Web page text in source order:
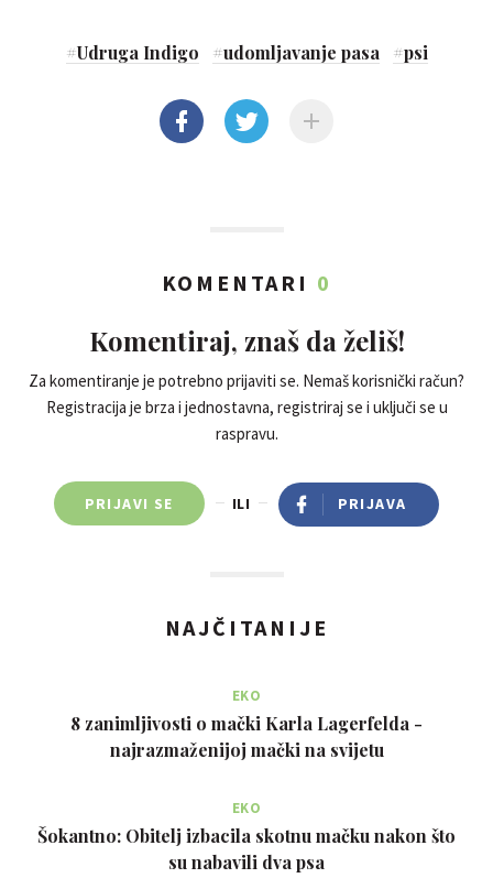
#Udruga Indigo #udomljavanje pasa #psi
KOMENTARI 0
Komentiraj, znaš da želiš!
Za komentiranje je potrebno prijaviti se. Nemaš korisnički račun?
Registracija je brza i jednostavna, registriraj se i uključi se u
raspravu.
PRIJAVI SE ILI PRIJAVA
NAJČITANIJE
EKO
8 zanimljivosti o mački Karla Lagerfelda -
najrazmaženijoj mački na svijetu
EKO
Šokantno: Obitelj izbacila skotnu mačku nakon što
su nabavili dva psa